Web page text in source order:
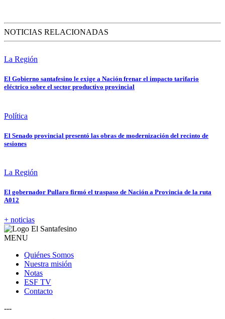
NOTICIAS RELACIONADAS
La Región
El Gobierno santafesino le exige a Nación frenar el impacto tarifario
eléctrico sobre el sector productivo provincial
Política
El Senado provincial presentó las obras de modernización del recinto de
sesiones
La Región
El gobernador Pullaro firmó el traspaso de Nación a Provincia de la ruta
A012
+ noticias
MENU
Quiénes Somos
Nuestra misión
Notas
ESF TV
Contacto
---